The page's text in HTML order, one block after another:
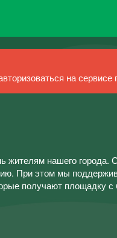
на сервисе
жителям нашего города.
При этом мы
получают площадку